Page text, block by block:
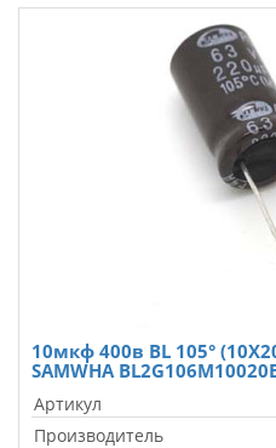
10мкф 400в BL 105°
SAMWHA
Артикул
Производитель